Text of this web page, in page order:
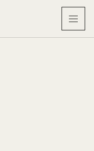
メニ